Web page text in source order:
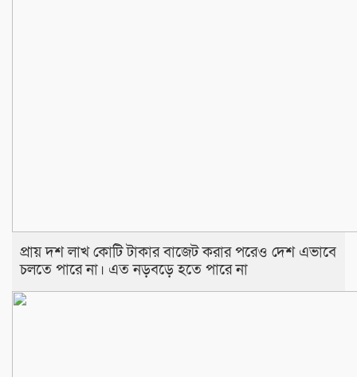
প্রায় দশ লাখ কোটি টাকার বাজেট করার পরেও দেশ এভাবে
চলতে পারে না। এত নড়বড়ে হতে পারে না